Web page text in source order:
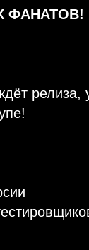
ФАНАТОВ!
релиза,